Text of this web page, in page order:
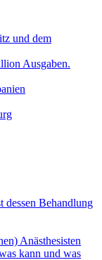
und dem
Ausgaben.
Behandlung
Anästhesisten
kann und was